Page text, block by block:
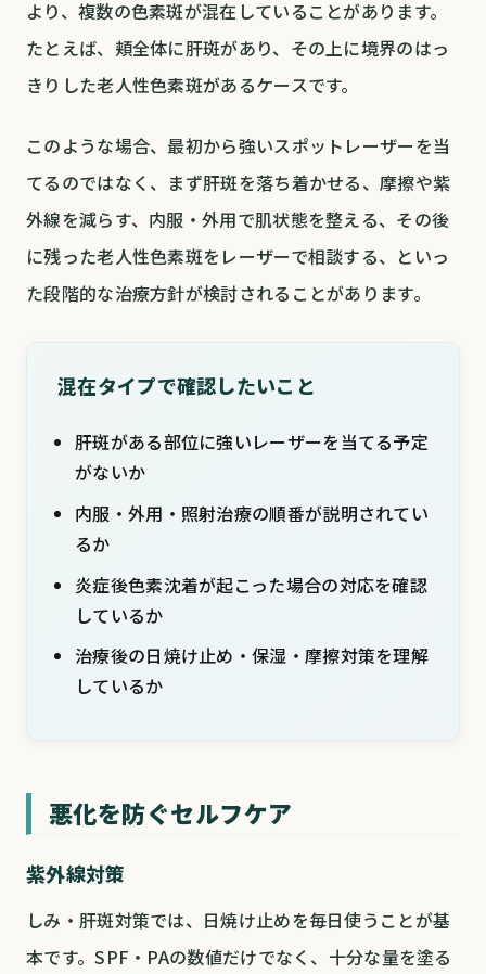
より、複数の色素斑が混在していることがあります。
たとえば、頬全体に肝斑があり、その上に境界のはっ
きりした老人性色素斑があるケースです。
このような場合、最初から強いスポットレーザーを当
てるのではなく、まず肝斑を落ち着かせる、摩擦や紫
外線を減らす、内服・外用で肌状態を整える、その後
に残った老人性色素斑をレーザーで相談する、といっ
た段階的な治療方針が検討されることがあります。
混在タイプで確認したいこと
肝斑がある部位に強いレーザーを当てる予定
がないか
内服・外用・照射治療の順番が説明されてい
るか
炎症後色素沈着が起こった場合の対応を確認
しているか
治療後の日焼け止め・保湿・摩擦対策を理解
しているか
悪化を防ぐセルフケア
紫外線対策
しみ・肝斑対策では、日焼け止めを毎日使うことが基
本です。SPF・PAの数値だけでなく、十分な量を塗る